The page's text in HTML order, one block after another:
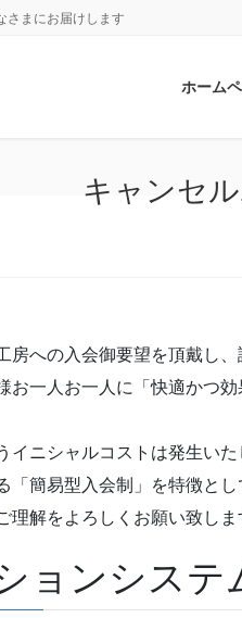
さまにお届けします
ホーム
キャンセ
への入会御要望を頂戴し、
お一人お一人に「快適かつ
ニシャルコストは発生い
「簡易型入会制」を特徴と
解をよろしくお願い致しま
ョンシステ